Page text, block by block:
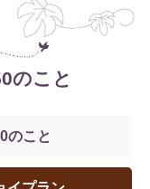
のこと
のこと